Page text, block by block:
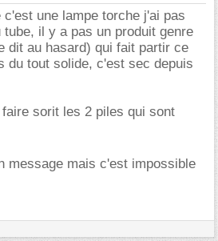
une lampe torche j'ai pas
il y a pas un produit genre
dit au hasard) qui fait partir ce
du tout solide, c'est sec depuis
sorit les 2 piles qui sont
message mais c'est impossible